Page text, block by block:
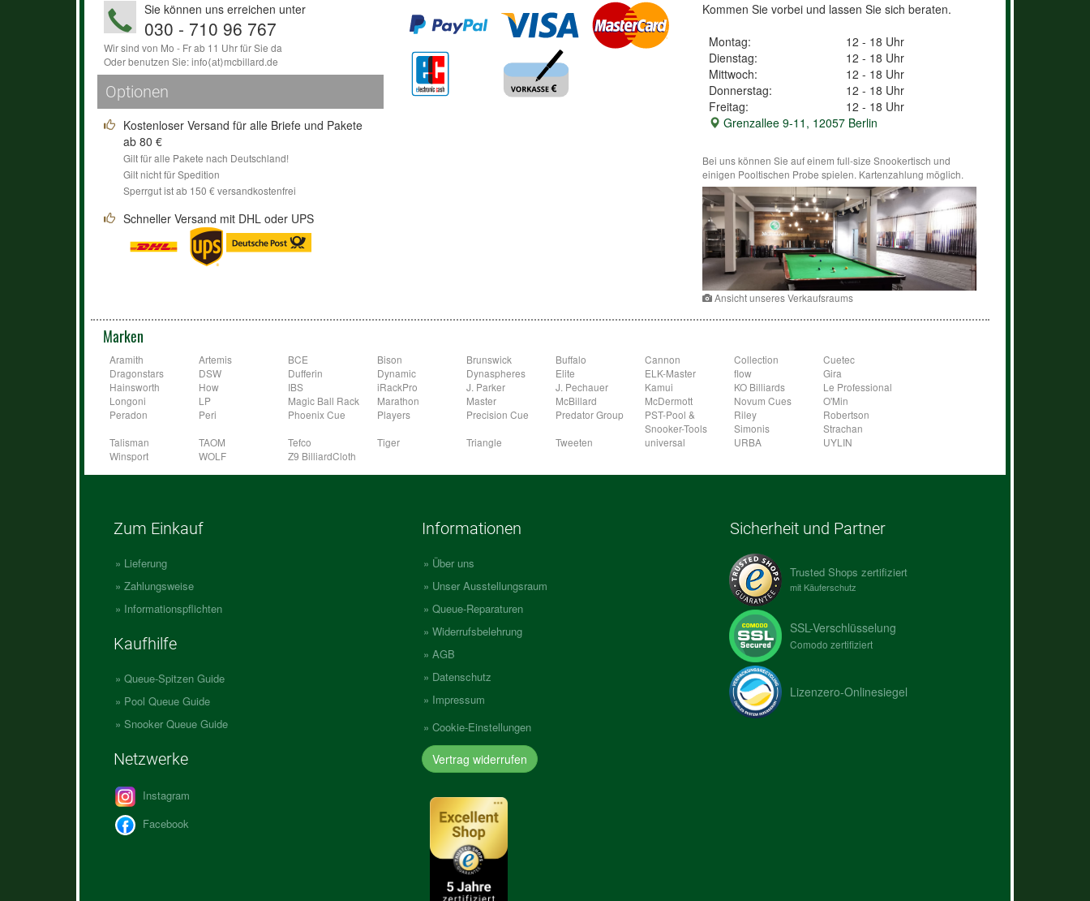
Sie können uns erreichen unter
030 - 710 96 767
Wir sind von Mo - Fr ab 11 Uhr für Sie da
Oder benutzen Sie:info⟨аt⟩mcbillard.de
Optionen
Kostenloser Versand für alle Briefe und Pakete
ab 80 €
Gilt für alle Pakete nach Deutschland!
Gilt nicht für Spedition
Sperrgut ist ab 150 € versandkostenfrei
Schneller Versand mit DHL oder UPS
Kommen Sie vorbei und lassen Sie sich beraten.
Montag:
12 - 18 Uhr
Dienstag:
12 - 18 Uhr
Mittwoch:
12 - 18 Uhr
Donnerstag:
12 - 18 Uhr
Freitag:
12 - 18 Uhr
Grenzallee 9-11, 12057 Berlin
Bei uns können Sie auf einem full-size Snookertisch und
einigen Pooltischen Probe spielen. Kartenzahlung möglich.
Ansicht unseres Verkaufsraums
Marken
Aramith Artemis BCE Bison Brunswick Buffalo Cannon Collection
Cuetec
Dragonstars
DSW Dufferin Dynamic Dynaspheres Elite ELK-Master flow
Gira
Hainsworth
How IBS iRackPro J. Parker J. Pechauer Kamui KO Billiards
Le Professional
Longoni
LP Magic Ball Rack Marathon Master McBillard McDermott Novum Cues
O'Min
Peradon
Peri Phoenix Cue Players Precision Cue Predator Group
PST-Pool &
Snooker-Tools
Riley
Robertson
Simonis
Strachan
Talisman
TAOM Tefco Tiger Triangle Tweeten universal URBA
UYLIN
Winsport
WOLF Z9 BilliardCloth
Zum Einkauf
Lieferung
Zahlungsweise
Informationspflichten
Kaufhilfe
Queue-Spitzen Guide
Pool Queue Guide
Snooker Queue Guide
Netzwerke
Instagram
Facebook
Informationen
Über uns
Unser Ausstellungsraum
Queue-Reparaturen
Widerrufsbelehrung
AGB
Datenschutz
Impressum
Cookie-Einstellungen
Vertrag widerrufen
Sicherheit und Partner
Trusted Shops zertifiziert
mit Käuferschutz
SSL-Verschlüsselung
Comodo zertifiziert
Lizenzero-Onlinesiegel